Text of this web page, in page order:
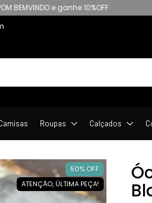
Grátis em compras acima de R$299
Roupas Calçados
50% OFF
ATENÇÃO, ÚLTIMA PEÇA!